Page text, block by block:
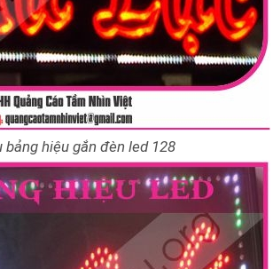
bảng hiệu gắn đèn led 128